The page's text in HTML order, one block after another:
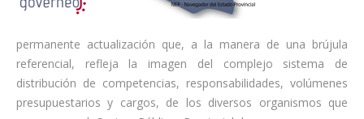
permanente actualización que, a la manera de una brújula
referencial, refleja la imagen del complejo sistema de
distribución de competencias, responsabilidades, volúmenes
presupuestarios y cargos, de los diversos organismos que